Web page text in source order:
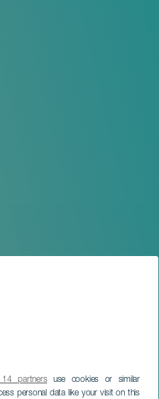
partnersuse cookies or similar
personal data like your visit on this